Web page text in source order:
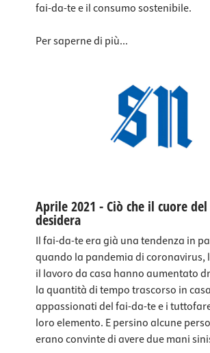
fai-da-te e il consumo sostenibile.
Per saperne di più...
Aprile 2021 - Ciò che il cuore
desidera
Il fai-da-te era già una tendenza in
quando la pandemia di coronavirus,
il lavoro da casa hanno aumentato
la quantità di tempo trascorso in
appassionati del fai-da-te e i
loro elemento. E persino alcune
erano convinte di avere due mani